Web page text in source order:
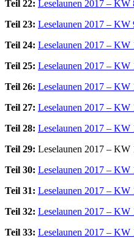
Teil 22: Leselaunen 2017 – KW
Teil 23: Leselaunen 2017 – KW
Teil 24: Leselaunen 2017 – KW
Teil 25: Leselaunen 2017 – KW
Teil 26: Leselaunen 2017 – KW
Teil 27: Leselaunen 2017 – KW
Teil 28: Leselaunen 2017 – KW
Teil 29: Leselaunen 2017 – KW
Teil 30: Leselaunen 2017 – KW
Teil 31: Leselaunen 2017 – KW
Teil 32: Leselaunen 2017 – KW
Teil 33: Leselaunen 2017 – KW